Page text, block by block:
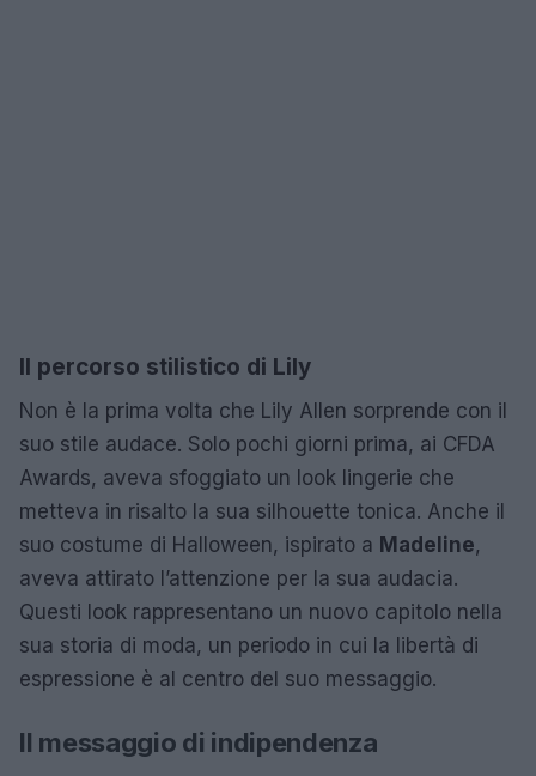
Il percorso stilistico di Lily
Non è la prima volta che Lily Allen sorprende con il
suo stile audace. Solo pochi giorni prima, ai CFDA
Awards, aveva sfoggiato un look lingerie che
metteva in risalto la sua silhouette tonica. Anche il
suo costume di Halloween, ispirato a Madeline,
aveva attirato l’attenzione per la sua audacia.
Questi look rappresentano un nuovo capitolo nella
sua storia di moda, un periodo in cui la libertà di
espressione è al centro del suo messaggio.
Il messaggio di indipendenza